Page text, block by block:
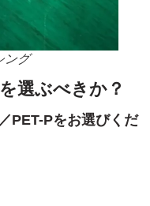
ング
選ぶべきか？
PET-Pをお選びくだ